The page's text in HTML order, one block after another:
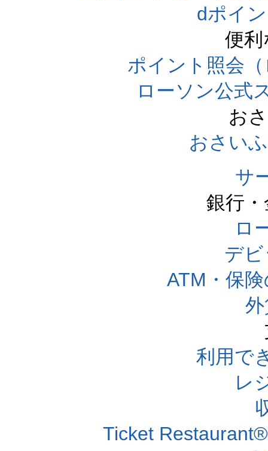
dポイ
便
ポイント照会
ローソン公式
お
おさい
サ
銀行
ロ
デ
ATM・保
利用で
レ
Ticket